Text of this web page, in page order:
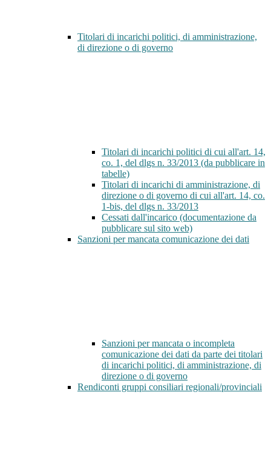
Titolari di incarichi politici, di amministrazione,
di direzione o di governo
Titolari di incarichi politici di cui all'art. 14,
co. 1, del dlgs n. 33/2013 (da pubblicare in
tabelle)
Titolari di incarichi di amministrazione, di
direzione o di governo di cui all'art. 14, co.
1-bis, del dlgs n. 33/2013
Cessati dall'incarico (documentazione da
pubblicare sul sito web)
Sanzioni per mancata comunicazione dei dati
Sanzioni per mancata o incompleta
comunicazione dei dati da parte dei titolari
di incarichi politici, di amministrazione, di
direzione o di governo
Rendiconti gruppi consiliari regionali/provinciali